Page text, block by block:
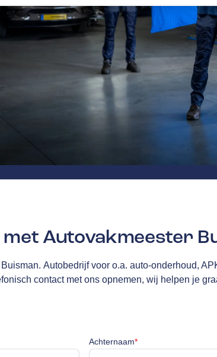
Autovakmeester
Autobedrijf voor o.a. auto-onderhoud,
contact met ons opnemen, wij helpen je
Achternaam*Achternaam is